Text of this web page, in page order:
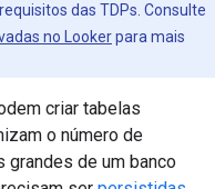
das TDPs. Consulte
no Lookerpara mais
criar tabelas
o número de
de um banco